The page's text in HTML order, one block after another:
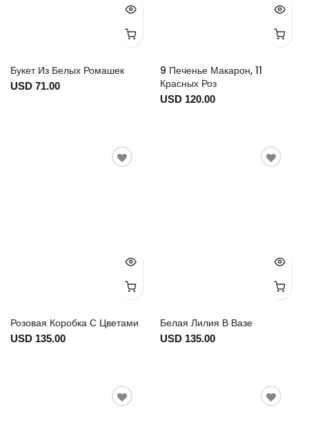
Букет Из Белых Ромашек
USD 71.00
9 Печенье Макарон, 11
Красных Роз
USD 120.00
Розовая Коробка С Цветами
USD 135.00
Белая Лилия В Вазе
USD 135.00